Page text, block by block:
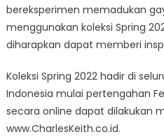
bereksperimen memadukan
menggunakan koleksi Spring
diharapkan dapat memberi
Koleksi Spring 2022 hadir di
Indonesia mulai pertengahan
secara online dapat dilakukan
www.CharlesKeith.co.id.